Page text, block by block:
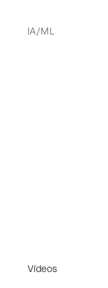
IA/ML
Vídeos